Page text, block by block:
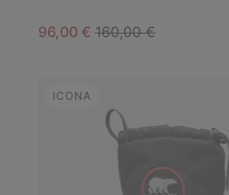
Sale price:
96,00 € Regular price:
160,00 €
ICONA